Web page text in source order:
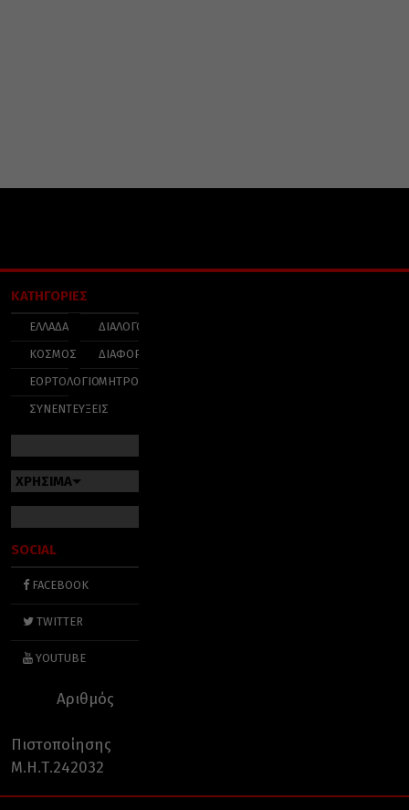
ΚΑΤΗΓΟΡΙΕΣ
ΕΛΛΑΔΑ
ΚΟΣΜΟΣ
ΕΟΡΤΟΛΟΓΙΟ
ΣΥΝΕΝΤΕΥΞΕΙΣ
ΔΙΑΛΟΓΟΣ
ΔΙΑΦΟΡΑ
ΜΗΤΡΟΠΟΛΕΙΣ
ΧΡΗΣΙΜΑ
SOCIAL
FACEBOOK
TWITTER
YOUTUBE
Αριθμός
Πιστοποίησης
Μ.Η.Τ.242032